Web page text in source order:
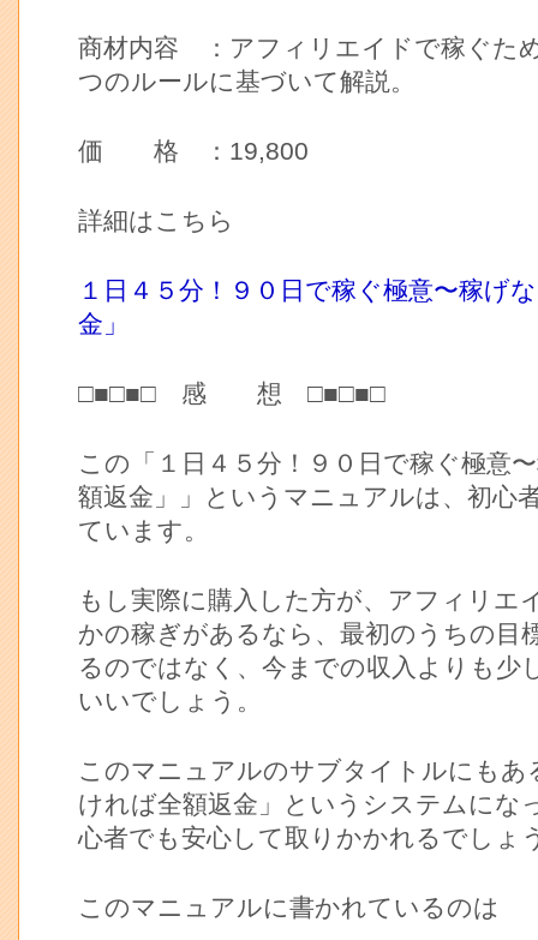
商材内容 ：アフィリエイドで稼ぐた
つのルールに基づいて解説。
価 格 ：19,800
詳細はこちら
１日４５分！９０日で稼ぐ極意〜稼げ
金」
□■□■□ 感 想 □■□■□
この「１日４５分！９０日で稼ぐ極意
額返金」」というマニュアルは、初心
ています。
もし実際に購入した方が、アフィリエ
かの稼ぎがあるなら、最初のうちの目
るのではなく、今までの収入よりも少
いいでしょう。
このマニュアルのサブタイトルにもあ
ければ全額返金」というシステムにな
心者でも安心して取りかかれるでしょ
このマニュアルに書かれているのは